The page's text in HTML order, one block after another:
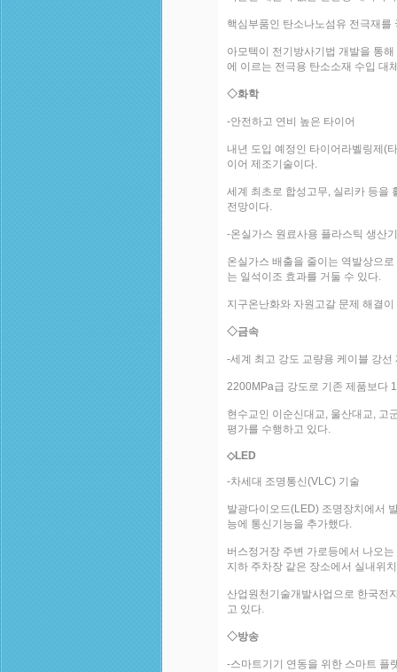
핵심부품인 탄소나노섬유 전극재를
아모텍이 전기방사기법 개발을 통
에 이르는 전극용 탄소소재 수입 대
◇화학
-안전하고 연비 높은 타이어
내년 도입 예정인 타이어라벨링제(
이어 제조기술이다.
세계 최초로 합성고무, 실리카 등을
전망이다.
-온실가스 원료사용 플라스틱 생산
온실가스 배출을 줄이는 역발상으
는 일석이조 효과를 거둘 수 있다.
지구온난화와 자원고갈 문제 해결
◇금속
-세계 최고 강도 교량용 케이블 강선
2200MPa급 강도로 기존 제품보다
현수교인 이순신대교, 울산대교, 고
평가를 수행하고 있다.
◇LED
-차세대 조명통신(VLC) 기술
발광다이오드(LED) 조명장치에서
능에 통신기능을 추가했다.
버스정거장 주변 가로등에서 나오
지하 주차장 같은 장소에서 실내위
산업원천기술개발사업으로 한국전
고 있다.
◇방송
-스마트기기 연동을 위한 스마트 플